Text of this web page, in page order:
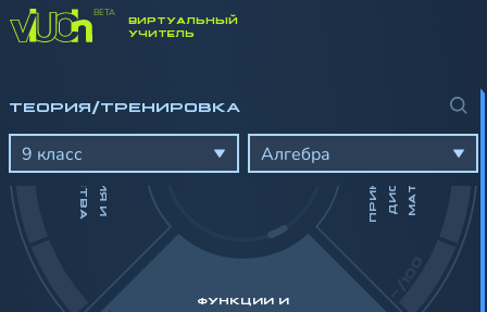
ВИРТУАЛЬНЫЙ
УЧИТЕЛЬ
9 класс Алгебра
ТЕОРИЯ/ТРЕНИРОВКА
-/100
П
Р
И
К
Л
А
Д
Н
А
Я
И
Д
И
С
К
Р
Е
Т
Н
АЯ
М
А
Т
Е
М
А
Т
И
К А
ФУНКЦИИ И
У
Р
А
В
Н
Е
Н
И
Я
И
НЕ
Р
А
В
Е
Н
С
Т
В
А